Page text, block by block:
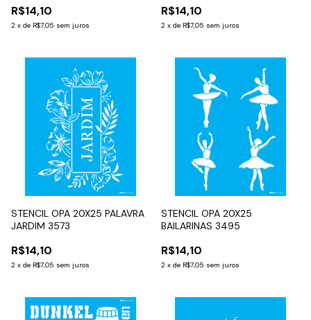
R$14,10
2 x de R$7,05 sem juros
R$14,10
2 x de R$7,05 sem juros
STENCIL OPA 20X25 PALAVRA
JARDIM 3573
R$14,10
2 x de R$7,05 sem juros
STENCIL OPA 20X25
BAILARINAS 3495
R$14,10
2 x de R$7,05 sem juros